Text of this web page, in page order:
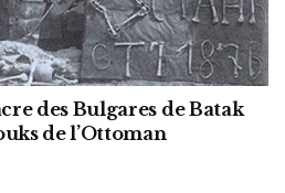
des Bulgares de Batak
de l’Ottoman